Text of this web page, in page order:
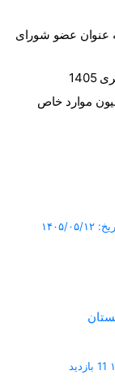
عنوان عضو شورای
موارد خاص
۱۴۰۵/۰۵/۱۲
11 بازدید